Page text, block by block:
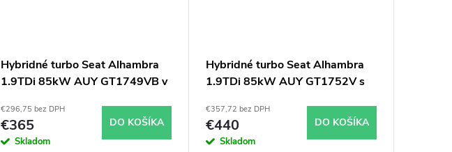
Hybridné turbo Seat Alhambra
1.9TDi 85kW AUY GT1749VB v
€296,75 bez DPH
€365
Skladom
DO KOŠÍKA
Hybridné turbo Seat Alhambra
1.9TDi 85kW AUY GT1752V s
€357,72 bez DPH
€440
Skladom
DO KOŠÍKA